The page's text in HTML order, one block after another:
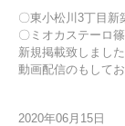
〇東小松川3丁目
〇ミオカステーロ
新規掲載致しました
動画配信のもして
2020年06月15日